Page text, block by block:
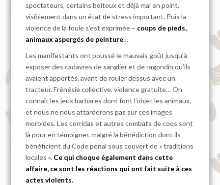
spectateurs, certains boiteux et déjà mal en point,
visiblement dans un état de stress important. Puis la
violence de la foule s’est exprimée – coups de pieds,
animaux aspergés de peinture…
Les manifestants ont poussé le mauvais goût jusqu’à
exposer des cadavres de sanglier et de ragondin qu’ils
avaient apportés, avant de rouler dessus avec un
tracteur. Frénésie collective, violence gratuite… On
connaît les jeux barbares dont font l’objet les animaux,
et nous ne nous attarderons pas sur ces images
morbides. Les corridas et autres combats de coqs sont
là pour en témoigner, malgré la bénédiction dont ils
bénéficient du Code pénal sous couvert de « traditions
locales ». Ce qui choque également dans cette
affaire, ce sont les réactions qui ont fait suite à ces
actes violents.